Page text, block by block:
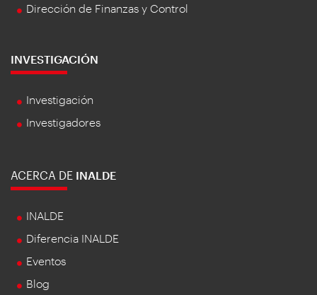
Dirección de Finanzas y Control
INVESTIGACIÓN
Investigación
Investigadores
ACERCA DE INALDE
INALDE
Diferencia INALDE
Eventos
Blog